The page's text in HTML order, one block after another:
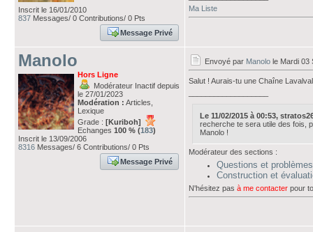
Inscrit le 16/01/2010
837 Messages/ 0 Contributions/ 0 Pts
Message Privé
Ma Liste
Manolo
Hors Ligne
Modérateur Inactif depuis
le 27/01/2023
Modération : Articles,
Lexique
Grade : [Kuriboh]
Echanges 100 % (183)
Inscrit le 13/09/2006
8316 Messages/ 6 Contributions/ 0 Pts
Message Privé
Envoyé par Manolo le Mardi 03
Salut ! Aurais-tu une Chaîne
Le 11/02/2015 à 00:53,
recherche te sera utile des fois,
Manolo !
Modérateur des sections :
Questions et
Construction et
N'hésitez pas à me contacter pour